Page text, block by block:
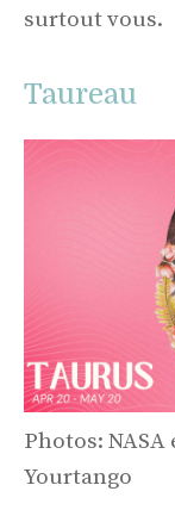
surtout vous.
Taureau
Photos:
Yourtango